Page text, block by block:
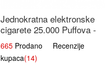
Jednokratna elektronske
cigarete 25.000 Puffova -
Jagodni Sladoled |
Kremasta Slatka Okus
665 Prodano Recenzije
kupaca(14)